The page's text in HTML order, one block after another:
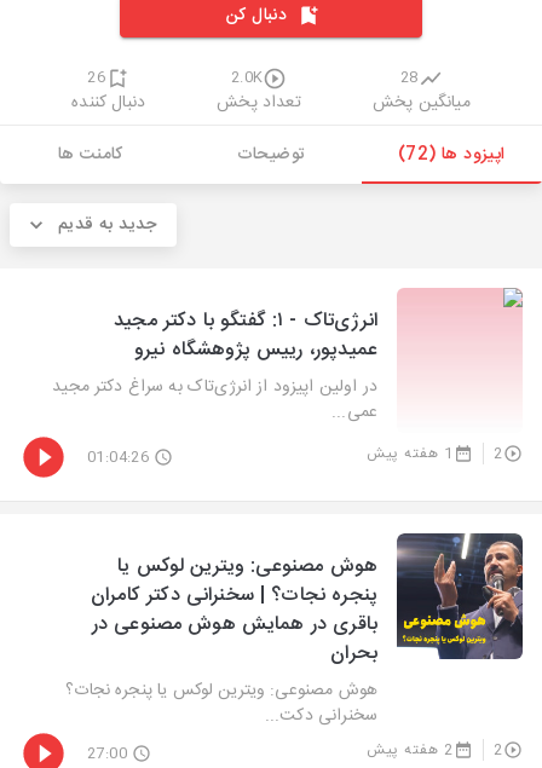
دنبال کن
28
میانگین پخش
2.0K
تعداد پخش
26
دنبال کننده
اپیزود ها (72)
توضیحات کامنت ها
جدید به قدیم
انرژی‌تاک - ۱: گفتگو با دکتر مجید
عمیدپور، رییس پژوهشگاه نیرو
در اولین اپیزود از انرژی‌تاک به سراغ دکتر مجید
عمی...
2 1 هفته پیش 01:04:26
هوش مصنوعی: ویترین لوکس یا
پنجره نجات؟ | سخنرانی دکتر کامران
باقری در همایش هوش مصنوعی در
بحران
هوش مصنوعی: ویترین لوکس یا پنجره نجات؟
سخنرانی دکت...
2 2 هفته پیش 27:00